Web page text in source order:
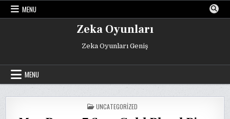
Skip
MENU
Zeka Oyunları
Zeka Oyunları Geniş
MENU
POSTED
IN
UNCATEGORIZED